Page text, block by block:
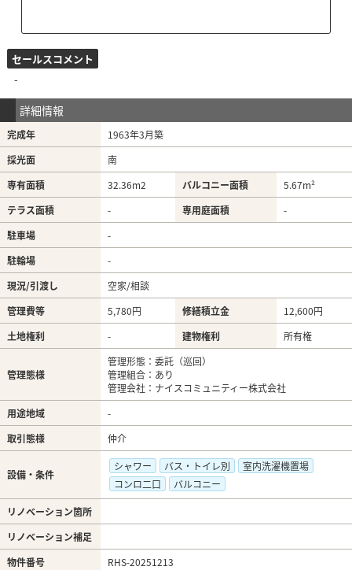
セールスコメント
-
詳細情報
完成年
1963年3月築
採光面
南
専有面積
32.36m2 バルコニー面積
5.67m²
テラス面積
- 専用庭面積
-
駐車場
-
駐輪場
-
現況/引渡し
空家/相談
管理費等
5,780円 修繕積立金
12,600円
土地権利
- 建物権利 所有権
管理態様
管理形態：委託（巡回）
管理組合：あり
管理会社：ナイスコミュニティー株式会社
用途地域
-
取引態様
仲介
設備・条件
シャワー バス・トイレ別
室内洗濯機置場
コンロ二口
バルコニー
リノベーション箇所
リノベーション補足
物件番号
RHS-20251213